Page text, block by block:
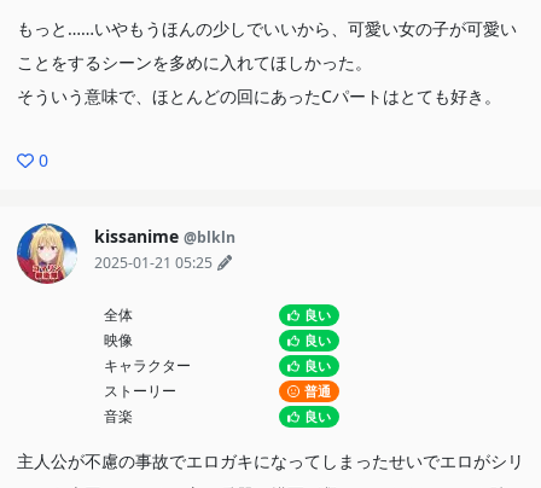
もっと……いやもうほんの少しでいいから、可愛い女の子が可愛い
ことをするシーンを多めに入れてほしかった。
そういう意味で、ほとんどの回にあったCパートはとても好き。
0
kissanime @blkln
2025-01-21 05:25
全体 良い
映像 良い
キャラクター 良い
ストーリー 普通
音楽 良い
主人公が不慮の事故でエロガキになってしまったせいでエロがシリ